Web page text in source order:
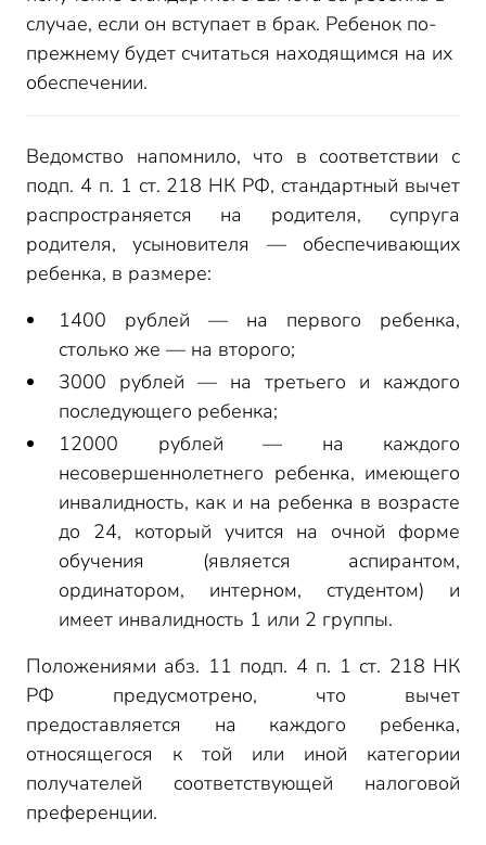
случае, если он вступает в брак. Ребенок по-
прежнему будет считаться находящимся на их
обеспечении.
Ведомство напомнило, что в соответствии с
подп. 4 п. 1 ст. 218 НК РФ, стандартный вычет
распространяется на родителя, супруга
родителя, усыновителя — обеспечивающих
ребенка, в размере:
1400 рублей — на первого ребенка,
столько же — на второго;
3000 рублей — на третьего и каждого
последующего ребенка;
12000 рублей — на каждого
несовершеннолетнего ребенка, имеющего
инвалидность, как и на ребенка в возрасте
до 24, который учится на очной форме
обучения (является аспирантом,
ординатором, интерном, студентом) и
имеет инвалидность 1 или 2 группы.
Положениями абз. 11 подп. 4 п. 1 ст. 218 НК
РФ предусмотрено, что вычет
предоставляется на каждого ребенка,
относящегося к той или иной категории
получателей соответствующей налоговой
преференции.